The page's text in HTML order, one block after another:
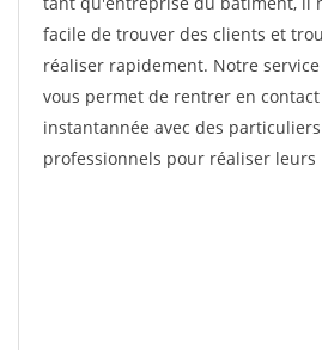
facile de trouver des clients et
réaliser rapidement. Notre
vous permet de rentrer en
instantannée avec des
professionnels pour réaliser leurs